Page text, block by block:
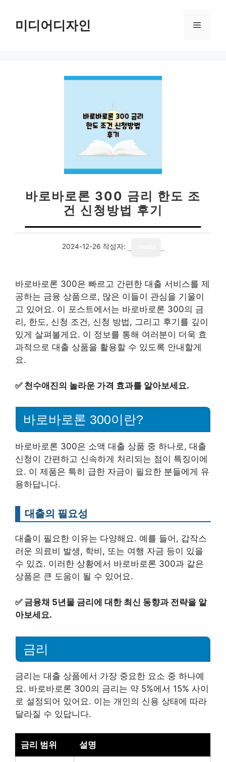
미디어디자인 메
바로바로론 300 금리 한도 조
건 신청방법 후기
2024-12-26 작성자:
바로바로론 300은 빠르고 간편한 대출 서비스를 제
공하는 금융 상품으로, 많은 이들이 관심을 기울이
고 있어요. 이 포스트에서는 바로바로론 300의 금
리, 한도, 신청 조건, 신청 방법, 그리고 후기를 깊이
있게 살펴볼게요. 이 정보를 통해 여러분이 더욱 효
과적으로 대출 상품을 활용할 수 있도록 안내할게
요.
✅ 천수애진의 놀라운 가격 효과를 알아보세요.
바로바로론 300이란?
바로바로론 300은 소액 대출 상품 중 하나로, 대출
신청이 간편하고 신속하게 처리되는 점이 특징이에
요. 이 제품은 특히 급한 자금이 필요한 분들에게 유
용하답니다.
대출의 필요성
대출이 필요한 이유는 다양해요. 예를 들어, 갑작스
러운 의료비 발생, 학비, 또는 여행 자금 등이 있을
수 있죠. 이러한 상황에서 바로바로론 300과 같은
상품은 큰 도움이 될 수 있어요.
✅ 금융채 5년물 금리에 대한 최신 동향과 전략을 알
아보세요.
금리
금리는 대출 상품에서 가장 중요한 요소 중 하나예
요. 바로바로론 300의 금리는 약 5%에서 15% 사이
로 설정되어 있어요. 이는 개인의 신용 상태에 따라
달라질 수 있답니다.
금리 범위 설명